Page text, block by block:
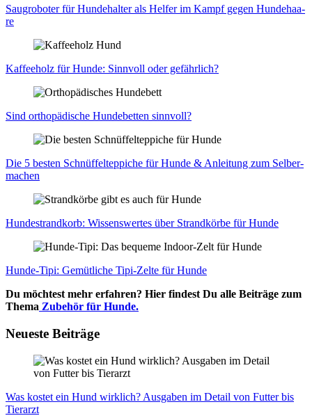
Saug­ro­bo­ter für Hun­de­hal­ter als Hel­fer im Kampf gegen Hun­de­haa­
re
Kaf­fee­holz für Hun­de: Sinn­voll oder gefähr­lich?
Sind ortho­pä­di­sche Hun­de­bet­ten sinn­voll?
Die 5 bes­ten Schnüf­fel­tep­pi­che für Hun­de & Anlei­tung zum Sel­ber­
ma­chen
Hun­de­strand­korb: Wis­sens­wer­tes über Strand­kör­be für Hun­de
Hun­de-Tipi: Gemüt­li­che Tipi-Zel­te für Hun­de
Du möchtest mehr erfahren? Hier findest Du alle Beiträge zum
Thema Zubehör für Hunde.
Neueste Beiträge
Was kos­tet ein Hund wirk­lich? Aus­ga­ben im Detail von Fut­ter bis
Tier­arzt